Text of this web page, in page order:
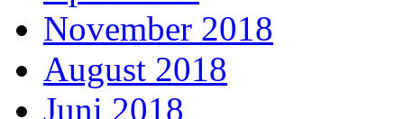
November 2018
August 2018
Juni 2018